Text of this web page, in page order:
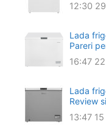
12:30
Lada
Pareri
16:47
Lada
Review
13:47